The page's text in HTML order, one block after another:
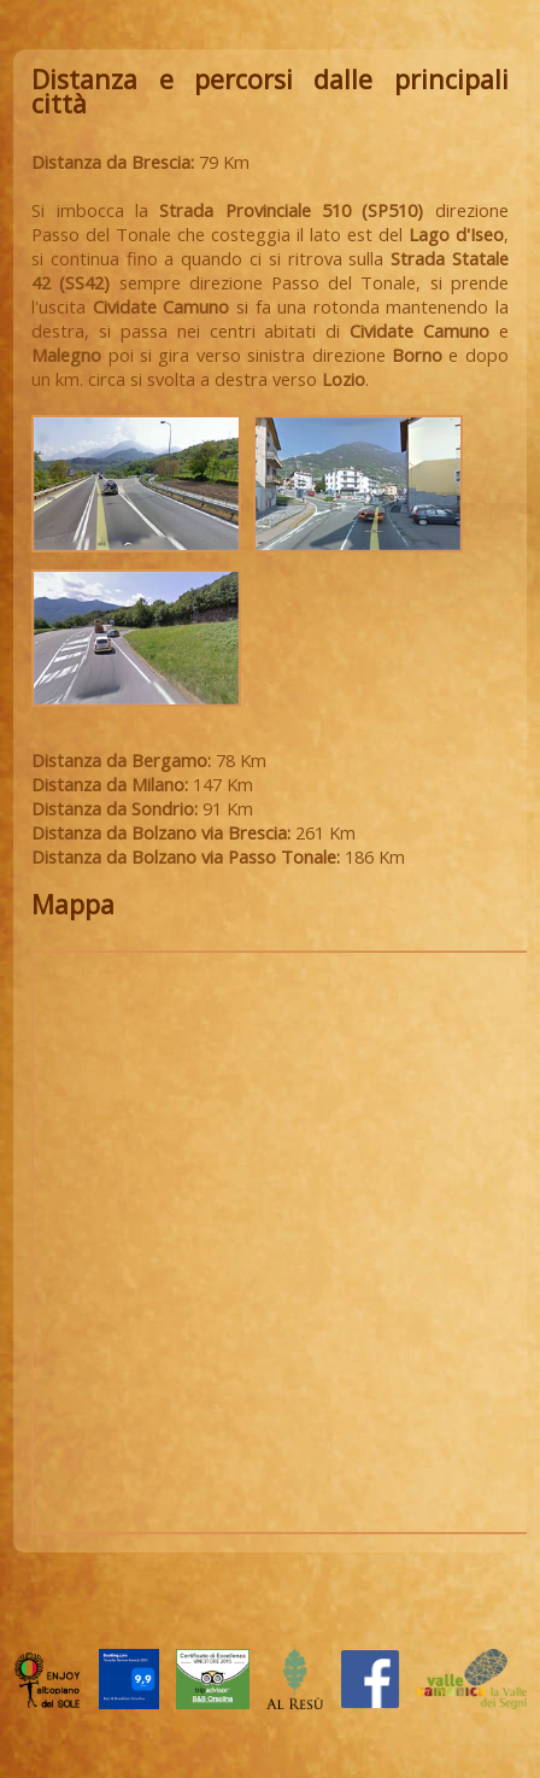
Distanza e percorsi dalle principali
città
Distanza da Brescia: 79 Km
Si imbocca la Strada Provinciale 510 (SP510) direzione
Passo del Tonale che costeggia il lato est del Lago d'Iseo,
si continua fino a quando ci si ritrova sullaStrada Statale
42 (SS42) sempre direzione Passo del Tonale, si prende
l'uscita Cividate Camuno si fa una rotonda mantenendo la
destra, si passa nei centri abitati diCividate Camunoe
Malegno poi si gira verso sinistra direzione Borno e dopo
un km. circa si svolta a destra verso Lozio.
Distanza da Bergamo: 78 Km
Distanza da Milano: 147 Km
Distanza da Sondrio: 91 Km
Distanza da Bolzano via Brescia: 261 Km
Distanza da Bolzano via Passo Tonale: 186 Km
Mappa